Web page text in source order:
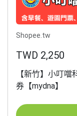
Shopee.tw
TWD 2,250
【新竹】小叮
券【mydna】